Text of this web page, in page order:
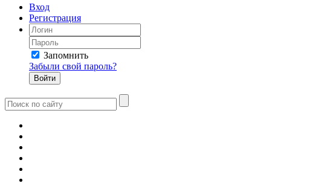
Вход
Регистрация
Запомнить
Забыли свой пароль?